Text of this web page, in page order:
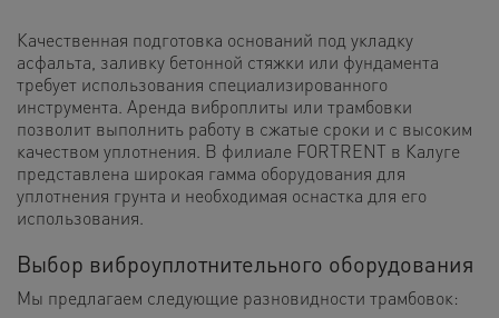
Качественная подготовка оснований под укладку
асфальта, заливку бетонной стяжки или фундамента
требует использования специализированного
инструмента. Аренда виброплиты или трамбовки
позволит выполнить работу в сжатые сроки и с высоким
качеством уплотнения. В филиале FORTRENT в Калуге
представлена широкая гамма оборудования для
уплотнения грунта и необходимая оснастка для его
использования.
Выбор виброуплотнительного оборудования
Мы предлагаем следующие разновидности трамбовок: